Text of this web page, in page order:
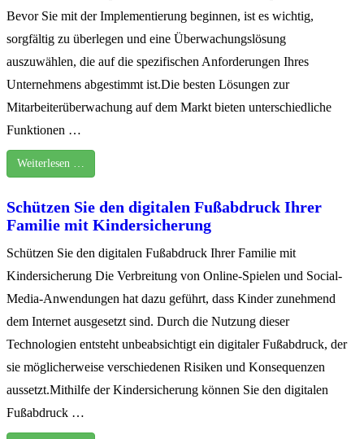
Bevor Sie mit der Implementierung beginnen, ist es wichtig,
sorgfältig zu überlegen und eine Überwachungslösung
auszuwählen, die auf die spezifischen Anforderungen Ihres
Unternehmens abgestimmt ist.Die besten Lösungen zur
Mitarbeiterüberwachung auf dem Markt bieten unterschiedliche
Funktionen …
Weiterlesen …
Schützen Sie den digitalen Fußabdruck Ihrer
Familie mit Kindersicherung
Schützen Sie den digitalen Fußabdruck Ihrer Familie mit
Kindersicherung Die Verbreitung von Online-Spielen und Social-
Media-Anwendungen hat dazu geführt, dass Kinder zunehmend
dem Internet ausgesetzt sind. Durch die Nutzung dieser
Technologien entsteht unbeabsichtigt ein digitaler Fußabdruck, der
sie möglicherweise verschiedenen Risiken und Konsequenzen
aussetzt.Mithilfe der Kindersicherung können Sie den digitalen
Fußabdruck …